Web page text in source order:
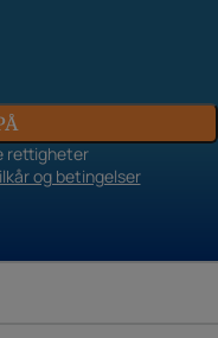
rettigheter
og betingelser